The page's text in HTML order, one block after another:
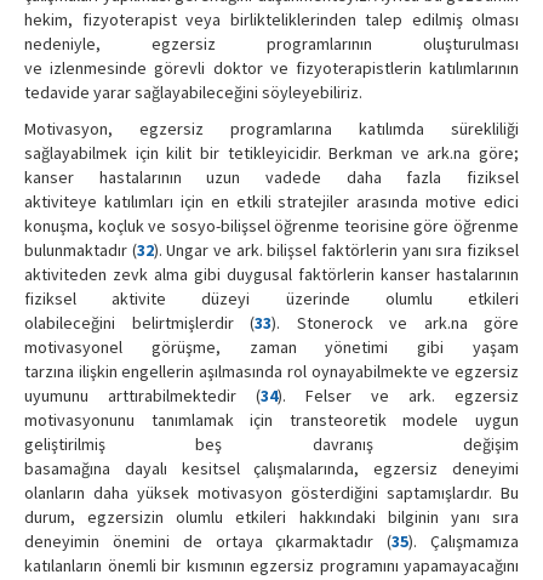
hekim, fizyoterapist veya birlikteliklerinden talep edilmiş olması
nedeniyle, egzersiz programlarının oluşturulması
ve izlenmesinde görevli doktor ve fizyoterapistlerin katılımlarının
tedavide yarar sağlayabileceğini söyleyebiliriz.
Motivasyon, egzersiz programlarına katılımda sürekliliği
sağlayabilmek için kilit bir tetikleyicidir. Berkman ve ark.na göre;
kanser hastalarının uzun vadede daha fazla fiziksel
aktiviteye katılımları için en etkili stratejiler arasında motive edici
konuşma, koçluk ve sosyo-bilişsel öğrenme teorisine göre öğrenme
bulunmaktadır (32). Ungar ve ark. bilişsel faktörlerin yanı sıra fiziksel
aktiviteden zevk alma gibi duygusal faktörlerin kanser hastalarının
fiziksel aktivite düzeyi üzerinde olumlu etkileri
olabileceğini belirtmişlerdir (33). Stonerock ve ark.na göre
motivasyonel görüşme, zaman yönetimi gibi yaşam
tarzına ilişkin engellerin aşılmasında rol oynayabilmekte ve egzersiz
uyumunu arttırabilmektedir (34). Felser ve ark. egzersiz
motivasyonunu tanımlamak için transteoretik modele uygun
geliştirilmiş beş davranış değişim
basamağına dayalı kesitsel çalışmalarında, egzersiz deneyimi
olanların daha yüksek motivasyon gösterdiğini saptamışlardır. Bu
durum, egzersizin olumlu etkileri hakkındaki bilginin yanı sıra
deneyimin önemini de ortaya çıkarmaktadır (35). Çalışmamıza
katılanların önemli bir kısmının egzersiz programını yapamayacağını